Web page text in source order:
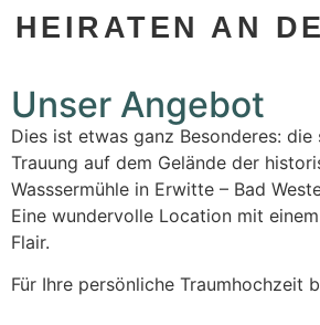
HEIRATEN AN
Unser Angebot
Dies ist etwas ganz Besonderes:
Trauung auf dem Gelände der
Wasssermühle in Erwitte – Bad
Eine wundervolle Location mit
Flair.
Für Ihre persönliche Traumhochzeit